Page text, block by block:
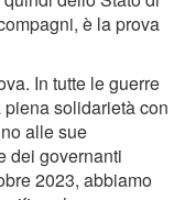
è la prova
In tutte le guerre
solidarietà con
alle sue
dei governanti
2023, abbiamo